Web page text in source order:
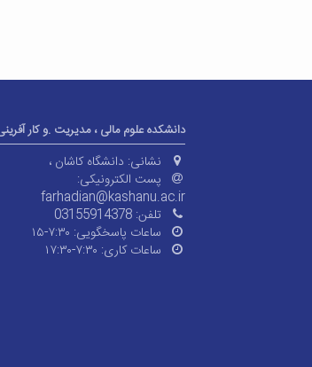
دانشکده علوم مالی ، مدیریت .و کار
نشانی: دانشگاه کاشان ،
پست الکترونیکی:
farhadian@kashanu.ac.ir
تلفن: 03155914378
ساعات پاسخگویی: ۷:۳۰-۱۵
ساعات کاری: ۷:۳۰-۱۷:۳۰